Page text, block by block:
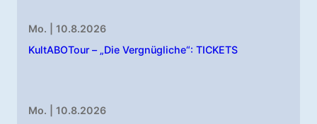
Mo. | 10.8.2026
KultABOTour – „Die Vergnügliche“: TICKETS
Mo. | 10.8.2026